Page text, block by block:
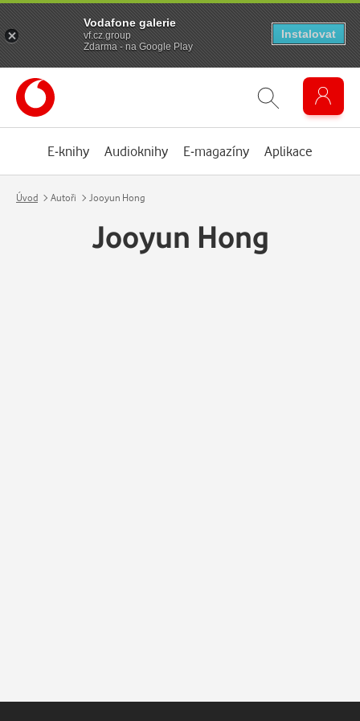
E-knihy Audioknihy E-magazíny Aplikace
Úvod Autoři Jooyun Hong
Jooyun Hong
Vodafone galerie
vf.cz.group
Zdarma - na Google Play
Instalovat